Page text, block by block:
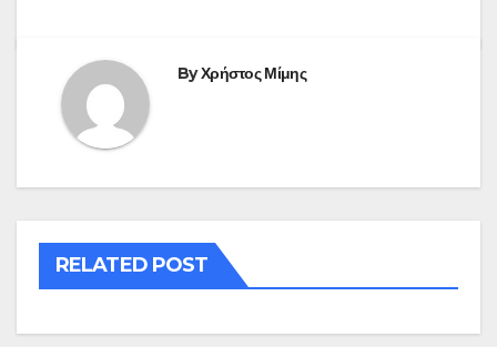
ByΧρήστος Μίμης
RELATED POST